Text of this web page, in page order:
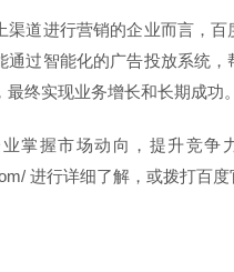
渠道进行营销的企业而言，
通过智能化的广告投放系统
终实现业务增长和长期成功。
掌握市场动向，提升竞争
进行详细了解，或拨打百